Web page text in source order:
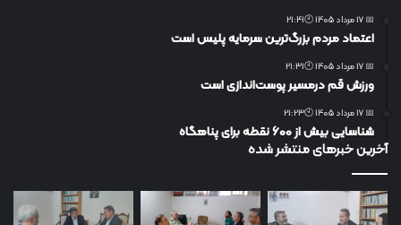
📅 17 مرداد 1405 🕙21:41
اعتماد مردم بزرگ‌ترین سرمایه پلیس است
📅 17 مرداد 1405 🕙21:31
ورزش قم درمسیر پوست‌اندازی است
📅 17 مرداد 1405 🕙21:23
شناسایی بیش از ۶۰۰ نقطه برای پناهگاه
آخرین خبرهای منتشر شده